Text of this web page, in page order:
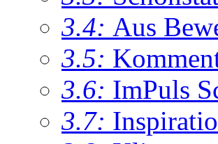
3.4: Aus
3.5:
3.6: ImPuls
3.7: